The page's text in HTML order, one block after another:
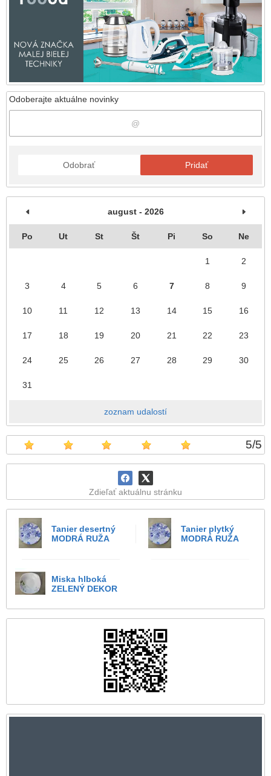
Odoberajte aktuálne novinky
Odobrať Pridať
august - 2026
Po Ut St Št Pi So Ne
1 2
3 4 5 6 7 8 9
10 11 12 13 14 15 16
17 18 19 20 21 22 23
24 25 26 27 28 29 30
31
zoznam udalostí
5/5
Zdieľať aktuálnu stránku
Tanier desertný
MODRÁ RUŽA
Tanier plytký
MODRÁ RUŽA
Miska hlboká
ZELENÝ DEKOR